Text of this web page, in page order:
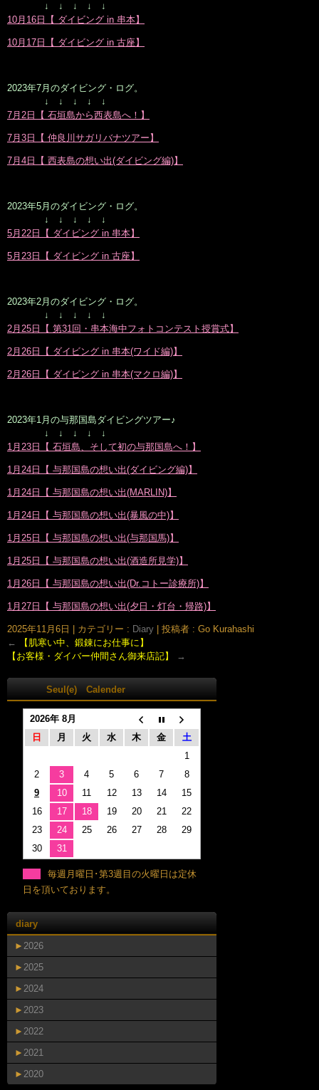
↓ ↓ ↓ ↓ ↓
10月16日【 ダイビング in 串本】
10月17日【 ダイビング in 古座】
2023年7月のダイビング・ログ。
↓ ↓ ↓ ↓ ↓
7月2日【 石垣島から西表島へ！】
7月3日【 仲良川サガリバナツアー】
7月4日【 西表島の想い出(ダイビング編)】
2023年5月のダイビング・ログ。
↓ ↓ ↓ ↓ ↓
5月22日【 ダイビング in 串本】
5月23日【 ダイビング in 古座】
2023年2月のダイビング・ログ。
↓ ↓ ↓ ↓ ↓
2月25日【 第31回・串本海中フォトコンテスト授賞式】
2月26日【 ダイビング in 串本(ワイド編)】
2月26日【 ダイビング in 串本(マクロ編)】
2023年1月の与那国島ダイビングツアー♪
↓ ↓ ↓ ↓ ↓
1月23日【 石垣島、そして初の与那国島へ！】
1月24日【 与那国島の想い出(ダイビング編)】
1月24日【 与那国島の想い出(MARLIN)】
1月24日【 与那国島の想い出(暴風の中)】
1月25日【 与那国島の想い出(与那国馬)】
1月25日【 与那国島の想い出(酒造所見学)】
1月26日【 与那国島の想い出(Dr.コトー診療所)】
1月27日【 与那国島の想い出(夕日・灯台・帰路)】
2025年11月6日 カテゴリー : Diary
投稿者 : Go Kurahashi
←
【肌寒い中、鍛錬にお仕事に】
【お客様・ダイバー仲間さん御来店記】
→
Seul(e) Calender
2026年 8月
日
月 火 水 木 金
土
1
2
3 4 5 6 7
8
9
10 11 12 13 14
15
16
17 18 19 20 21
22
23
24 25 26 27 28
29
30
31
毎週月曜日･第3週目の火曜日は定休
日を頂いております。
diary
► 2026
► 2025
► 2024
► 2023
► 2022
► 2021
► 2020